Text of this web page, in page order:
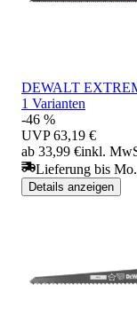
DEWALT
1 Varianten
-46 %
UVP 63,19 €
ab 33,99 €inkl.
Lieferung bis
Details anzeigen